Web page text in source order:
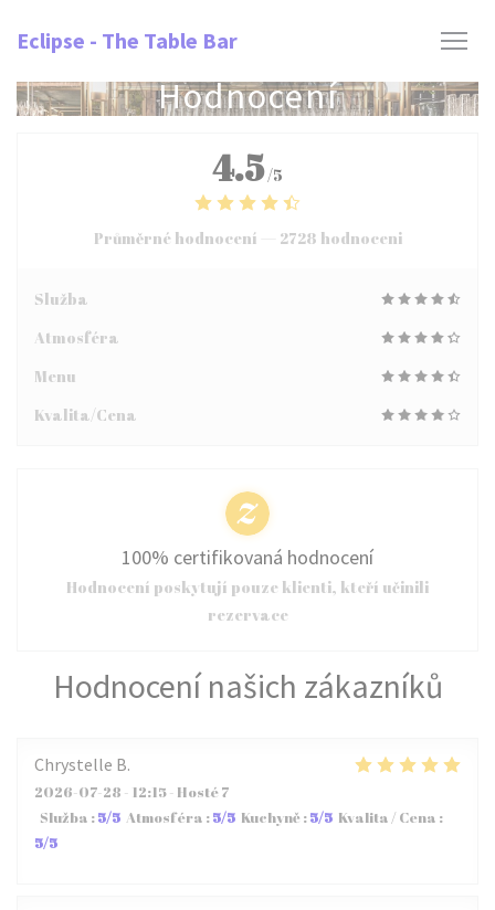
Eclipse - The Table Bar
Hodnocení
Hodnocení našich zákazníků
Chrystelle B
2026-07-28 - 12:15 - Hosté 7
Služba :5/5 Atmosféra :5/5 Kuchyně :5/5 Kvalita / Cena :
5/5
4.5/5
Průměrné hodnocení — 2728 hodnoceni
Služba
Atmosféra
Menu
Kvalita/Cena
100% certifikovaná hodnocení
Hodnocení poskytují pouze klienti, kteří učinili
rezervace